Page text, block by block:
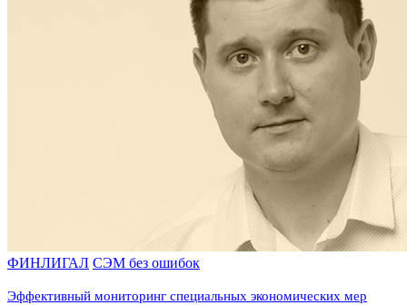
ФИНЛИГАЛ СЭМ без ошибок
Эффективный мониторинг специальных экономических мер